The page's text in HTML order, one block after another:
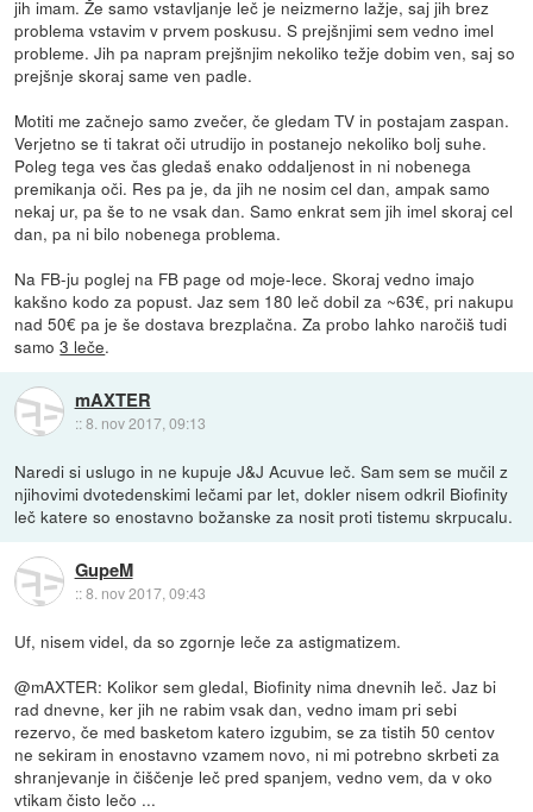
jih imam. Že samo vstavljanje leč je neizmerno lažje, saj jih brez
problema vstavim v prvem poskusu. S prejšnjimi sem vedno imel
probleme. Jih pa napram prejšnjim nekoliko težje dobim ven, saj so
prejšnje skoraj same ven padle.
Motiti me začnejo samo zvečer, če gledam TV in postajam zaspan.
Verjetno se ti takrat oči utrudijo in postanejo nekoliko bolj suhe.
Poleg tega ves čas gledaš enako oddaljenost in ni nobenega
premikanja oči. Res pa je, da jih ne nosim cel dan, ampak samo
nekaj ur, pa še to ne vsak dan. Samo enkrat sem jih imel skoraj cel
dan, pa ni bilo nobenega problema.
Na FB-ju poglej na FB page od moje-lece. Skoraj vedno imajo
kakšno kodo za popust. Jaz sem 180 leč dobil za ~63€, pri nakupu
nad 50€ pa je še dostava brezplačna. Za probo lahko naročiš tudi
samo3 leče.
mAXTER
::8. nov 2017, 09:13
Naredi si uslugo in ne kupuje J&J Acuvue leč. Sam sem se mučil z
njihovimi dvotedenskimi lečami par let, dokler nisem odkril Biofinity
leč katere so enostavno božanske za nosit proti tistemu skrpucalu.
GupeM
::8. nov 2017, 09:43
Uf, nisem videl, da so zgornje leče za astigmatizem.
@mAXTER: Kolikor sem gledal, Biofinity nima dnevnih leč. Jaz bi
rad dnevne, ker jih ne rabim vsak dan, vedno imam pri sebi
rezervo, če med basketom katero izgubim, se za tistih 50 centov
ne sekiram in enostavno vzamem novo, ni mi potrebno skrbeti za
shranjevanje in čiščenje leč pred spanjem, vedno vem, da v oko
vtikam čisto lečo ...